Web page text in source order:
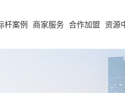
到店到家
杆案例 商家服务 合作加盟 资源